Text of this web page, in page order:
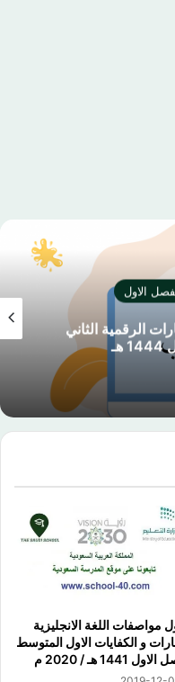
الاول
الرقمية الثاني
مواصفات اللغة الانجليزية
و الكفايات الاول المتوسط
1441 هـ / 2020 م